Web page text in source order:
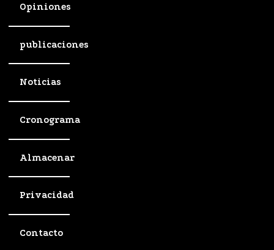
Opiniones
publicaciones
Noticias
Cronograma
Almacenar
Privacidad
Contacto